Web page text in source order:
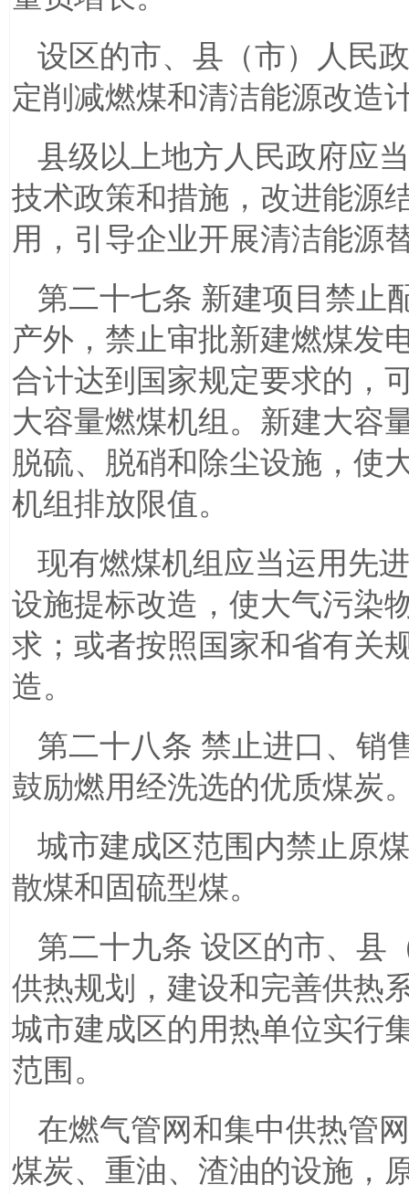
设区的市、县（市）人民
定削减燃煤和清洁能源改造
县级以上地方人民政府应
技术政策和措施，改进能源
用，引导企业开展清洁能源
第二十七条 新建项目禁止
产外，禁止审批新建燃煤发
合计达到国家规定要求的，
大容量燃煤机组。新建大容
脱硫、脱硝和除尘设施，使
机组排放限值。
现有燃煤机组应当运用先
设施提标改造，使大气污染
求；或者按照国家和省有关
造。
第二十八条 禁止进口、销
鼓励燃用经洗选的优质煤炭
城市建成区范围内禁止原
散煤和固硫型煤。
第二十九条 设区的市、县
供热规划，建设和完善供热
城市建成区的用热单位实行
范围。
在燃气管网和集中供热管
煤炭、重油、渣油的设施，